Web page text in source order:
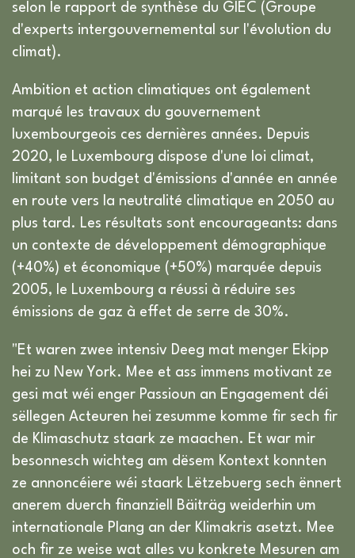
selon le rapport de synthèse du GIEC (Groupe
d'experts intergouvernemental sur l'évolution du
climat).
Ambition et action climatiques ont également
marqué les travaux du gouvernement
luxembourgeois ces dernières années. Depuis
2020, le Luxembourg dispose d'une loi climat,
limitant son budget d'émissions d'année en année
en route vers la neutralité climatique en 2050 au
plus tard. Les résultats sont encourageants: dans
un contexte de développement démographique
(+40%) et économique (+50%) marquée depuis
2005, le Luxembourg a réussi à réduire ses
émissions de gaz à effet de serre de 30%.
"Et waren zwee intensiv Deeg mat menger Ekipp
hei zu New York. Mee et ass immens motivant ze
gesi mat wéi enger Passioun an Engagement déi
sëllegen Acteuren hei zesumme komme fir sech fir
de Klimaschutz staark ze maachen. Et war mir
besonnesch wichteg am dësem Kontext konnten
ze annoncéiere wéi staark Lëtzebuerg sech ënnert
anerem duerch finanziell Bäiträg weiderhin um
internationale Plang an der Klimakris asetzt. Mee
och fir ze weise wat alles vu konkrete Mesuren am